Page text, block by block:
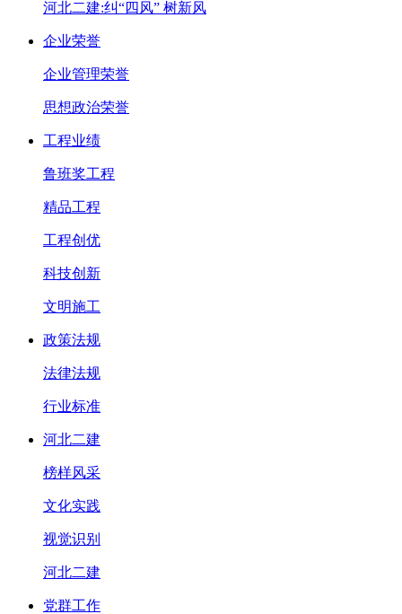
河北二建:纠“四风” 树新风
企业荣誉
企业管理荣誉
思想政治荣誉
工程业绩
鲁班奖工程
精品工程
工程创优
科技创新
文明施工
政策法规
法律法规
行业标准
河北二建
榜样风采
文化实践
视觉识别
河北二建
党群工作